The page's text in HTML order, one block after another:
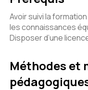
Avoir suivi la
les connaissances
Disposer d’une
Méthodes et